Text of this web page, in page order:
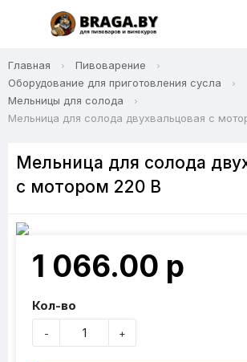
Главная
Пивоварение
Оборудование для приготовления сусла
Мельницы для солода
Мельница для солода двухвальцовая с
Мельница для солода
с мотором 220 В
1 066.00 р
Кол-во
- +